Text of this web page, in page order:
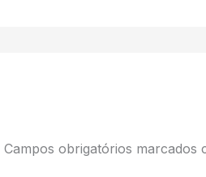
Campos obrigatórios marcados